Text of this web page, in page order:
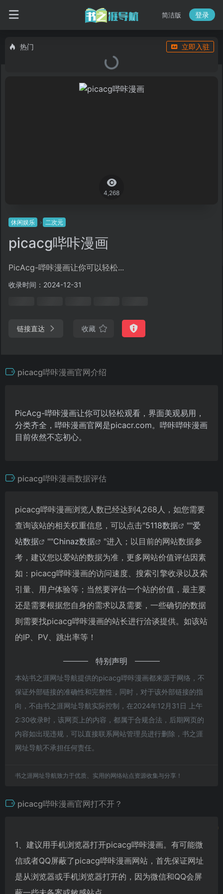
简洁版 登录
热门 立即入驻
4,268
休闲娱乐 二次元
picacg哔咔漫画
PicAcg-哔咔漫画让你可以轻松...
收录时间：2024-12-31
链接直达 收藏
picacg哔咔漫画官网介绍
PicAcg-哔咔漫画让你可以轻松观看，界面美观易用，
分类齐全，哔咔漫画官网是picacr.com。哔咔哔咔漫画
目前依然不忘初心。
picacg哔咔漫画数据评估
picacg哔咔漫画浏览人数已经达到4,268人，如您需要
查询该站的相关权重信息，可以点击"5118数据 ""爱
站数据
""Chinaz数据
"进入；以目前的网站数据参
考，建议您以爱站的数据为准，更多网站价值评估因素
如：picacg哔咔漫画的访问速度、搜索引擎收录以及索
引量、用户体验等；当然要评估一个站的价值，最主要
还是需要根据您自身的需求以及需要，一些确切的数据
则需要找picacg哔咔漫画的站长进行洽谈提供。如该站
的IP、PV、跳出率等！
特别声明
本站书之涯网址导航提供的picacg哔咔漫画都来源于网络，不
保证外部链接的准确性和完整性，同时，对于该外部链接的指
向，不由书之涯网址导航实际控制，在2024年12月31日 上午
2:30收录时，该网页上的内容，都属于合规合法，后期网页的
内容如出现违规，可以直接联系网站管理员进行删除，书之涯
网址导航不承担任何责任。
书之涯网址导航致力于优质、实用的网络站点资源收集与分享！
picacg哔咔漫画官网打不开？
1、建议用手机浏览器打开picacg哔咔漫画。有可能微
信或者QQ屏蔽了picacg哔咔漫画网站，首先保证网址
是从浏览器或手机浏览器打开的，因为微信和QQ会屏